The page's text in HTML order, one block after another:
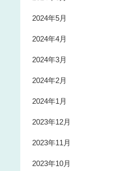
2024年5月
2024年4月
2024年3月
2024年2月
2024年1月
2023年12月
2023年11月
2023年10月